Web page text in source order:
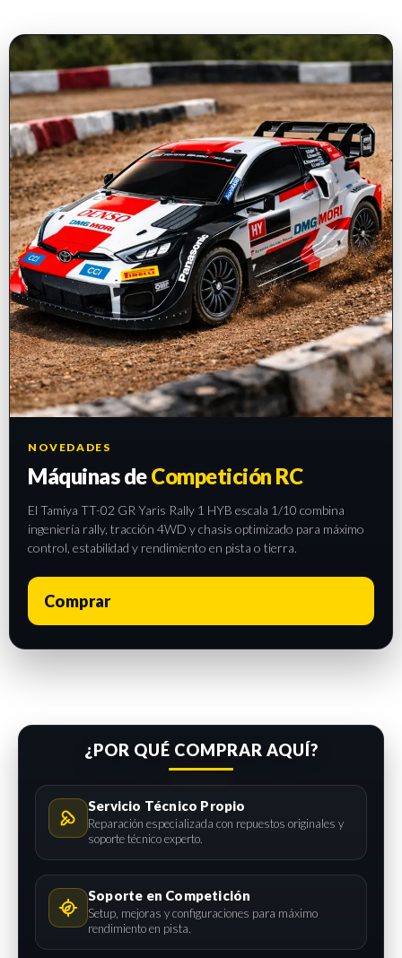
NOVEDADES
Máquinas deCompetición RC
El Tamiya TT-02 GR Yaris Rally 1 HYB escala 1/10 combina
ingeniería rally, tracción 4WD y chasis optimizado para máximo
control, estabilidad y rendimiento en pista o tierra.
Comprar
¿POR QUÉ COMPRAR AQUÍ?
Servicio Técnico Propio
Reparación especializada con repuestos originales y
soporte técnico experto.
Soporte en Competición
Setup, mejoras y configuraciones para máximo
rendimiento en pista.